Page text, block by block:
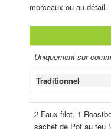
morceaux ou au détail.
Uniquement sur
Traditionnel
2 Faux filet, 1
sachet de Pot au feu